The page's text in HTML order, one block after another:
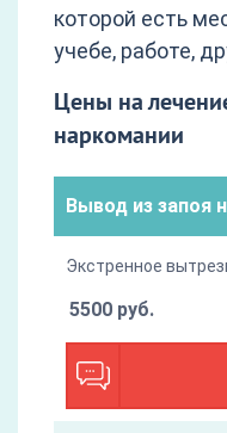
которой есть
учебе, работе,
Цены на
наркомании
Вывод из запоя
Экстренное
5500 руб.